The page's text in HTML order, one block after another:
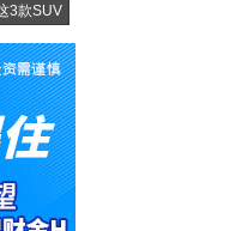
3款SUV